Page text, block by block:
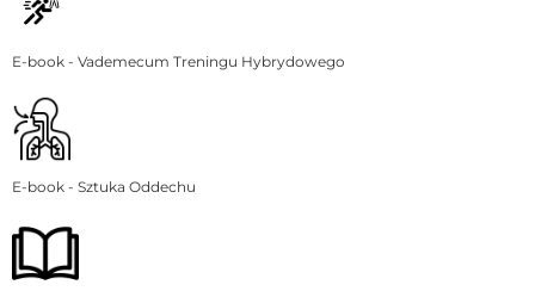
E-book - Vademecum Treningu Hybrydowego
E-book - Sztuka Oddechu